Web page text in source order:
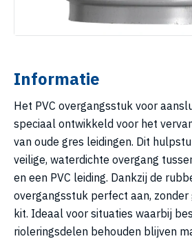
Informatie
Het PVC overgangsstuk voor
speciaal ontwikkeld voor het
van oude gres leidingen. Dit
veilige, waterdichte overgang
en een PVC leiding. Dankzij de
overgangsstuk perfect aan,
kit. Ideaal voor situaties waarbij
rioleringsdelen behouden blijven